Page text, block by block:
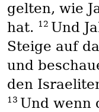
gelten, wie
hat. 12 Und
Steige auf
und
den
13 Und wenn